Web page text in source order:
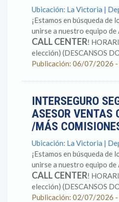
Ubicación: La Victoria |
¡Estamos en búsqueda de
unirse a nuestro equipo de
CALL CENTER!
elección) (DESCANSOS
Publicación: 06/07/2026
INTERSEGURO
ASESOR VENTAS
/MÁS
Ubicación: La Victoria |
¡Estamos en búsqueda de
unirse a nuestro equipo de
CALL CENTER!
elección) (DESCANSOS
Publicación: 02/07/2026